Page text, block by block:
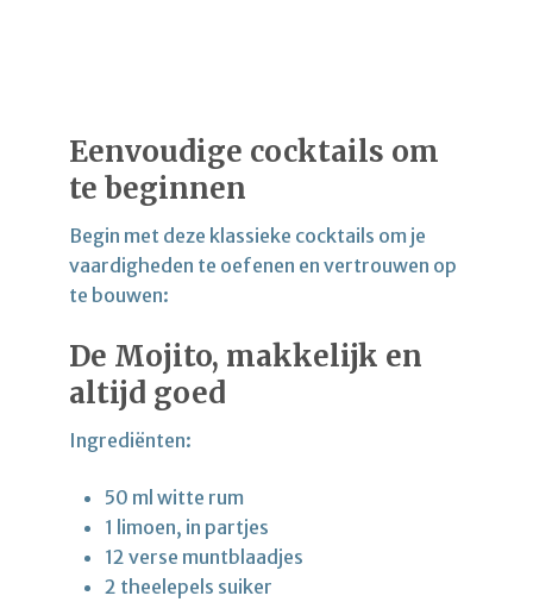
Eenvoudige cocktails om
te beginnen
Begin met deze klassieke cocktails om je
vaardigheden te oefenen en vertrouwen op
te bouwen:
De Mojito, makkelijk en
altijd goed
Ingrediënten:
50 ml witte rum
1 limoen, in partjes
12 verse muntblaadjes
2 theelepels suiker